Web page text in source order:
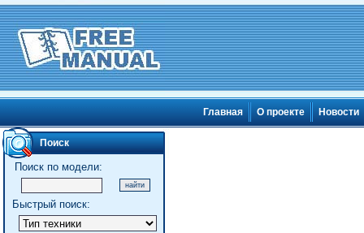
Главная О проекте Новости
Поиск
Поиск по модели:
Быстрый поиск: